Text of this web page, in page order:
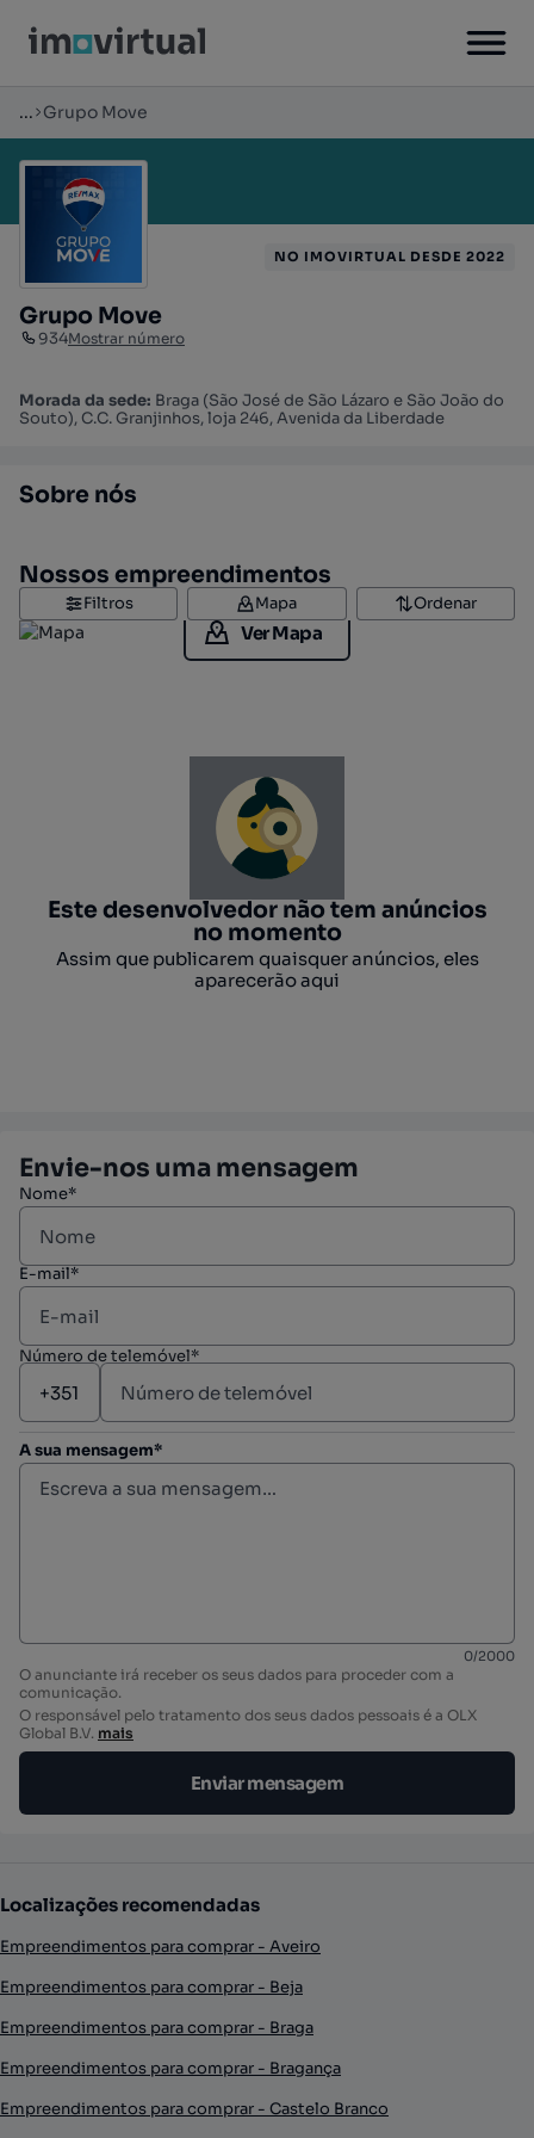
... Grupo Move
Grupo Move
934Mostrar número
Morada da sede: Braga (São José de São Lázaro e São João do
Souto), C.C. Granjinhos, loja 246, Avenida da Liberdade
NO IMOVIRTUAL DESDE 2022
Sobre nós
Nossos empreendimentos
Filtros Mapa Ordenar
Ver Mapa
Este desenvolvedor não tem anúncios
no momento
Assim que publicarem quaisquer anúncios, eles
aparecerão aqui
Envie-nos uma mensagem
Nome*
E-mail*
Número de telemóvel*
A sua mensagem*
0/2000
O anunciante irá receber os seus dados para proceder com a
comunicação.
O responsável pelo tratamento dos seus dados pessoais é a OLX
Global B.V. mais
Enviar mensagem
Localizações recomendadas
Empreendimentos para comprar - Aveiro
Empreendimentos para comprar - Beja
Empreendimentos para comprar - Braga
Empreendimentos para comprar - Bragança
Empreendimentos para comprar - Castelo Branco